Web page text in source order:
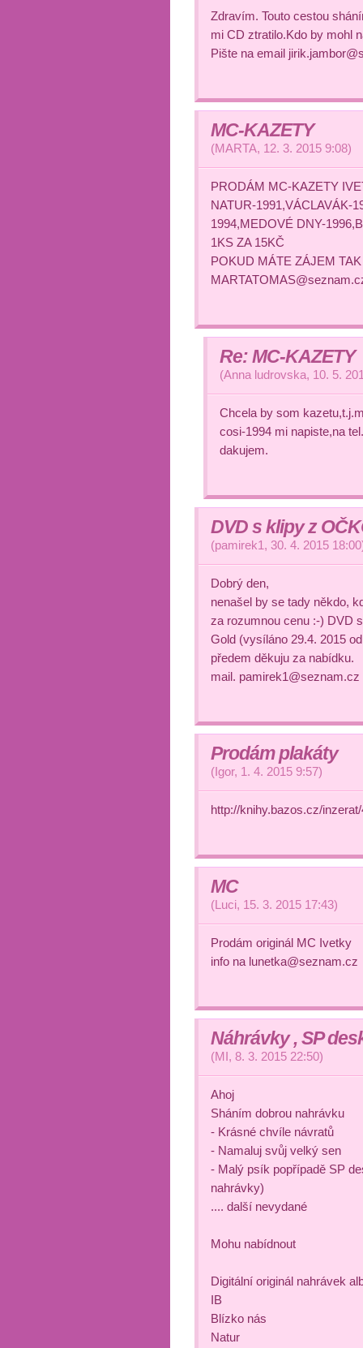
Zdravím. Touto cestou
mi CD ztratilo.Kdo by mohl
Pište na email
MC-KAZETY
(MARTA, 12. 3. 2015 9:08)
PRODÁM MC-KAZETY
NATUR-1991,VÁCLAVÁK-
1994,MEDOVÉ DNY-
1KS ZA 15KČ
POKUD MÁTE ZÁJEM
Re: MC-KAZETY
(Anna ludrovska, 10. 5.
Chcela by som
cosi-1994 mi napiste,na
dakujem.
DVD s klipy z
(pamirek1 , 30. 4. 2015 18:00
Dobrý den,
nenašel by se tady někdo,
za rozumnou cenu :-) DVD
Gold (vysíláno 29.4. 2015
předem děkuju za nabídku.
mail. pamirek1@seznam.cz
Prodám plakáty
(Igor, 1. 4. 2015 9:57)
http://knihy.bazos.cz/
MC
(Luci, 15. 3. 2015 17:43)
Prodám originál MC Ivetky
info na lunetka@seznam.cz
Náhrávky , SP
(MI, 8. 3. 2015 22:50)
Ahoj
Sháním dobrou nahrávku
- Krásné chvíle návratů
- Namaluj svůj velký sen
- Malý psík popřípadě SP
nahrávky)
.... další nevydané
Mohu nabídnout
Digitální originál nahrávek
IB
Blízko nás
Natur